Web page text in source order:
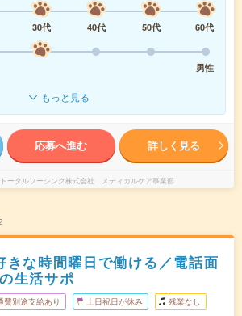
30代 40代 50代
60代
男性
もっと見る
応募へ進む 詳しく見る
ータルソーシング株式会社 メディカルケア事業部
きな時間曜日で働ける／電話面
生活サポ
費別途支給あり 土日祝日が休み 残業なし